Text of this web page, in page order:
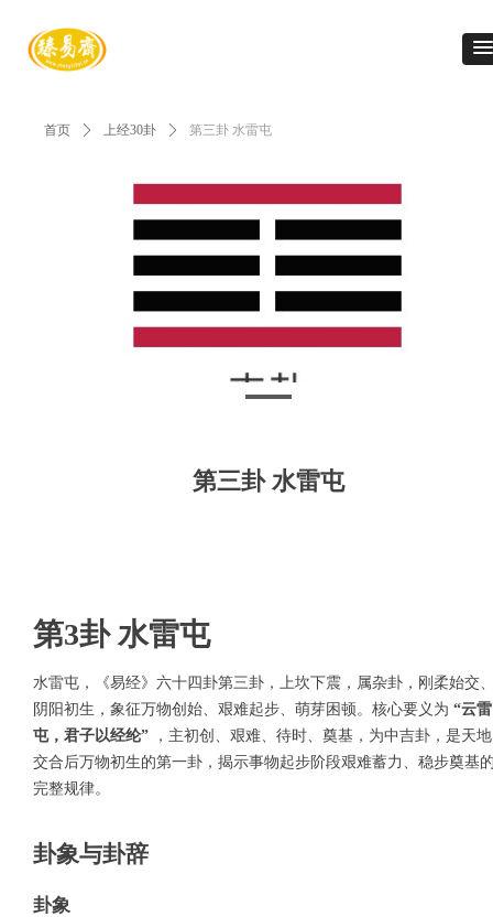
首页 ꄲ 上经30卦 ꄲ 第三卦 水雷屯
第三卦 水雷屯
第3卦 水雷屯
水雷屯，《易经》六十四卦第三卦，上坎下震，属杂卦，刚柔始交
阴阳初生，象征万物创始、艰难起步、萌芽困顿。核心要义为 “云雷
屯，君子以经纶” ，主初创、艰难、待时、奠基，为中吉卦，是天地
交合后万物初生的第一卦，揭示事物起步阶段艰难蓄力、稳步奠基
完整规律。
卦象与卦辞
卦象